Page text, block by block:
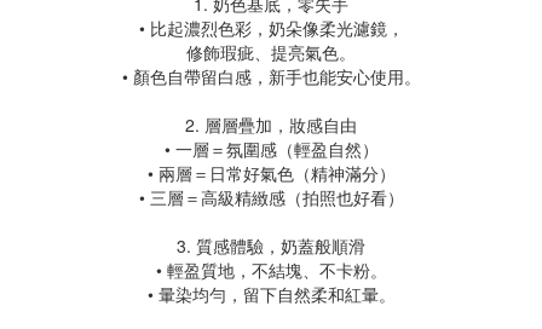
• 比起濃烈色彩，奶朵像柔光濾鏡，
修飾瑕疵、提亮氣色。
• 顏色自帶留白感，新手也能安心使用。
2. 層層疊加，妝感自由
• 一層＝氛圍感（輕盈自然）
• 兩層＝日常好氣色（精神滿分）
• 三層＝高級精緻感（拍照也好看）
3. 質感體驗，奶蓋般順滑
• 輕盈質地，不結塊、不卡粉。
• 暈染均勻，留下自然柔和紅暈。